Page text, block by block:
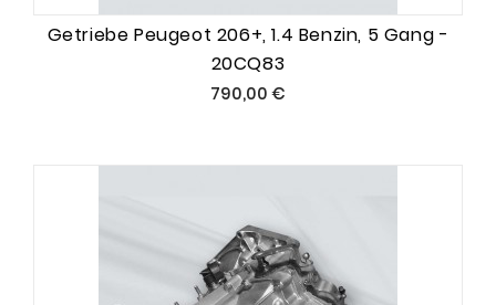
Getriebe Peugeot 206+, 1.4 Benzin, 5 Gang -
20CQ83
790,00 €